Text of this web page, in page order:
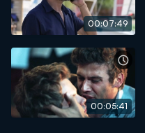
00:07:49
00:05:41